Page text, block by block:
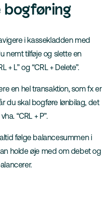
i kassekladden med
nemt tilføje og slette en
+ L” og “CRL + Delete”.
en hel transaktion, som fx er
du skal bogføre lønbilag, det
“CRL + P”.
følge balancesummen i
holde øje med om debet og